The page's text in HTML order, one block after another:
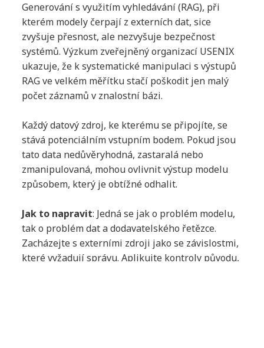
Generování s využitím vyhledávání (RAG), při
kterém modely čerpají z externích dat, sice
zvyšuje přesnost, ale nezvyšuje bezpečnost
systémů. Výzkum zveřejněný organizací USENIX
ukazuje, že k systematické manipulaci s výstupů
RAG ve velkém měřítku stačí poškodit jen malý
počet záznamů v znalostní bázi.
Každý datový zdroj, ke kterému se připojíte, se
stává potenciálním vstupním bodem. Pokud jsou
tato data nedůvěryhodná, zastaralá nebo
zmanipulovaná, mohou ovlivnit výstup modelu
způsobem, který je obtížné odhalit.
Jak to napravit: Jedná se jak o problém modelu,
tak o problém dat a dodavatelského řetězce.
Zacházejte s externími zdroji jako se závislostmi,
které vyžadují správu. Aplikujte kontroly původu,